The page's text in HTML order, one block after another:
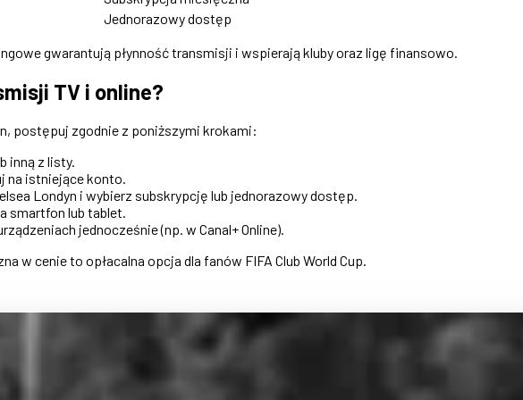
Jednorazowy dostęp
gwarantują płynność transmisji i wspierają kluby oraz ligę finansowo.
TV i online?
postępuj zgodnie z poniższymi krokami:
inną z listy.
na istniejące konto.
Londyn i wybierz subskrypcję lub jednorazowy dostęp.
smartfon lub tablet.
jednocześnie (np. w Canal+ Online).
w cenie to opłacalna opcja dla fanów FIFA Club World Cup.